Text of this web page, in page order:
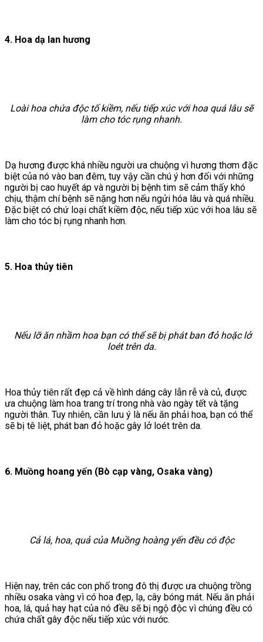
4. Hoa dạ lan hương
Loài hoa chứa độc tố kiềm, nếu tiếp xúc với hoa quá lâu sẽ
làm cho tóc rụng nhanh.
Dạ hương được khá nhiều người ưa chuộng vì hương thơm đặc
biệt của nó vào ban đêm, tuy vậy cần chú ý hơn đối với những
người bị cao huyết áp và người bị bệnh tim sẽ cảm thấy khó
chịu, thậm chí bệnh sẽ nặng hơn nếu ngửi hóa lâu và quá nhiều.
Đặc biệt có chứ loại chất kiềm độc, nếu tiếp xúc với hoa lâu sẽ
làm cho tóc bị rụng nhanh hơn.
5. Hoa thủy tiên
Nếu lỡ ăn nhầm hoa bạn có thể sẽ bị phát ban đỏ hoặc lở
loét trên da.
Hoa thủy tiên rất đẹp cả về hình dáng cây lẫn rễ và củ, được
ưa chuộng làm hoa trang trí trong nhà vào ngày tết và tặng
người thân. Tuy nhiên, cần lưu ý là nếu ăn phải hoa, bạn có thể
sẽ bị tê liệt, phát ban đỏ hoặc gây lở loét trên da.
6. Muồng hoang yến (Bò cạp vàng, Osaka vàng)
Cả lá, hoa, quả của Muồng hoàng yến đều có độc
Hiện nay, trên các con phố trong đô thị được ưa chuộng trồng
nhiều osaka vàng vì có hoa đẹp, lạ, cây bóng mát. Nếu ăn phải
hoa, lá, quả hay hạt của nó đều sẽ bị ngộ độc vì chúng đều có
chứa chất gây độc nếu tiếp xúc với nước.